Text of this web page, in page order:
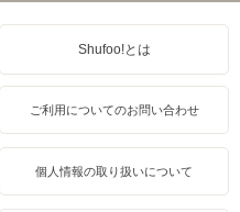
Shufoo!とは
ご利用についてのお問い合わせ
個人情報の取り扱いについて